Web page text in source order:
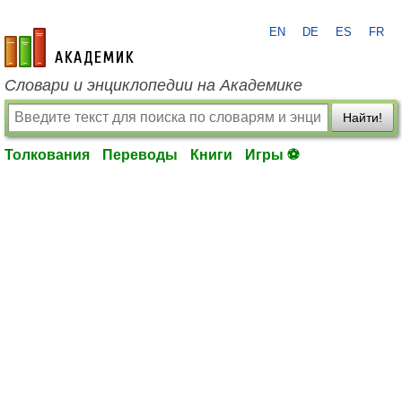
academic.ru
EN DE ES FR
Словари и энциклопедии на Академике
Найти!
Толкования Переводы Книги Игры ⚽